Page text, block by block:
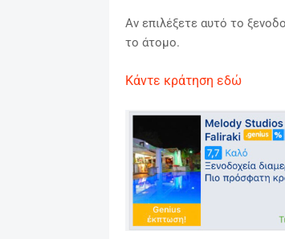
Αν επιλέξετε αυτό το
το άτομο.
Κάντε κράτηση εδώ